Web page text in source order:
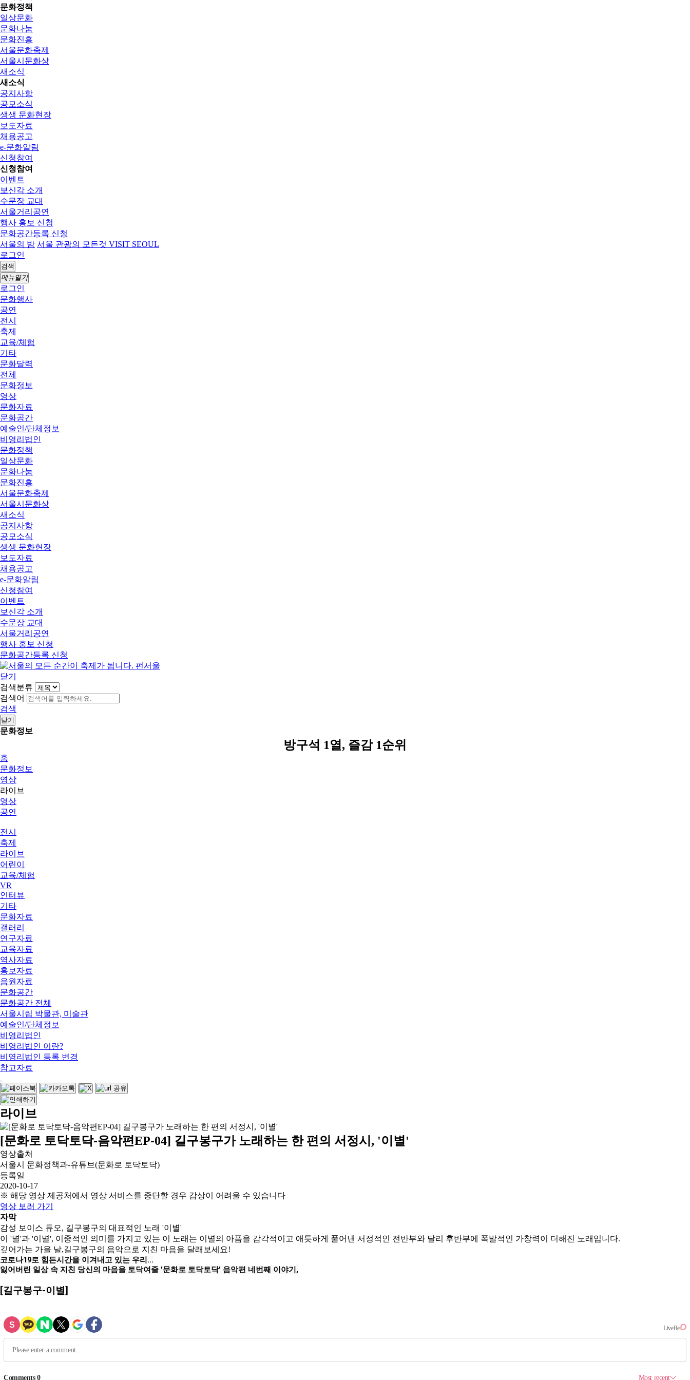
문화정책
일상문화
문화나눔
문화진흥
서울문화축제
서울시문화상
새소식
새소식
공지사항
공모소식
생생 문화현장
보도자료
채용공고
e-문화알림
신청참여
신청참여
이벤트
보신각 소개
수문장 교대
서울거리공연
행사 홍보 신청
문화공간등록 신청
서울의 밤 서울 관광의 모든것 VISIT SEOUL
로그인
검색
메뉴열기
로그인
문화행사
공연
전시
축제
교육/체험
기타
문화달력
전체
문화정보
영상
문화자료
문화공간
예술인/단체정보
비영리법인
문화정책
일상문화
문화나눔
문화진흥
서울문화축제
서울시문화상
새소식
공지사항
공모소식
생생 문화현장
보도자료
채용공고
e-문화알림
신청참여
이벤트
보신각 소개
수문장 교대
서울거리공연
행사 홍보 신청
문화공간등록 신청
닫기
검색분류
검색어
검색
닫기
문화정보
방구석 1열, 즐감 1순위
홈
문화정보
영상
라이브
영상
공연
전시
축제
라이브
어린이
교육/체험
VR
인터뷰
기타
문화자료
갤러리
연구자료
교육자료
역사자료
홍보자료
음원자료
문화공간
문화공간 전체
서울시립 박물관, 미술관
예술인/단체정보
비영리법인
비영리법인 이란?
비영리법인 등록 변경
참고자료
라이브
[문화로 토닥토닥-음악편EP-04] 길구봉구가 노래하는 한 편의 서정시, '이별'
영상출처
서울시 문화정책과-유튜브(문화로 토닥토닥)
등록일
2020-10-17
※ 해당 영상 제공처에서 영상 서비스를 중단할 경우 감상이 어려울 수 있습니다
영상 보러 가기
자막
감성 보이스 듀오, 길구봉구의 대표적인 노래 '이별'
이 '별'과 '이별', 이중적인 의미를 가지고 있는 이 노래는 이별의 아픔을 감각적이고 애틋하게 풀어낸 서정적인 전반부와 달리 후반부에 폭발적인 가창력이 더해진 노래입니다.
깊어가는 가을 날,길구봉구의 음악으로 지친 마음을 달래보세요!
코로나19로 힘든시간을 이겨내고 있는 우리...
잃어버린 일상 속 지친 당신의 마음을 토닥여줄 '문화로 토닥토닥' 음악편 네번째 이야기,
[길구봉구-이별]